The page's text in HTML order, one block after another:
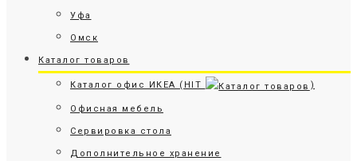
Уфа
Омск
Каталог товаров
Каталог офис ИКЕА (HIT )
Офисная мебель
Сервировка стола
Дополнительное хранение